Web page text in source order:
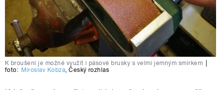
K broušení je možné využít i pásové brusky s velmi jemným smirkem
foto: Miroslav Kobza ,Český rozhlas